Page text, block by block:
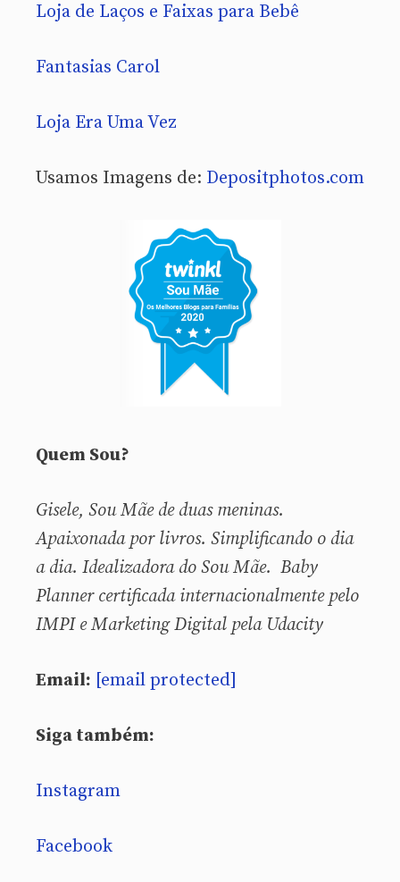
Loja de Laços e Faixas para Bebê
Fantasias Carol
Loja Era Uma Vez
Usamos Imagens de: Depositphotos.com
Quem Sou?
Gisele, Sou Mãe de duas meninas.
Apaixonada por livros. Simplificando o dia
a dia. Idealizadora do Sou Mãe. Baby
Planner certificada internacionalmente pelo
IMPI e Marketing Digital pela Udacity
Email: [email protected]
Siga também:
Instagram
Facebook